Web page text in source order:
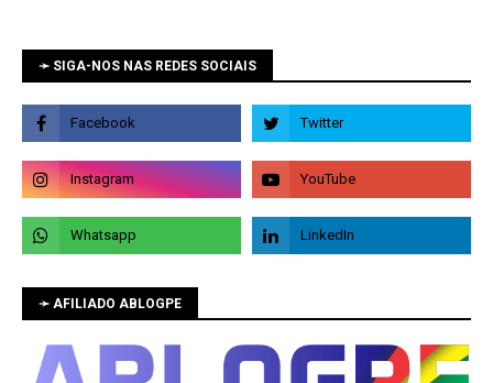
➛ SIGA-NOS NAS REDES SOCIAIS
➛ AFILIADO ABLOGPE